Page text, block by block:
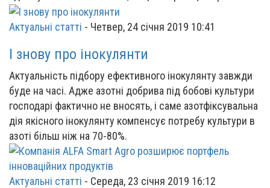
Актуальні статті - Четвер, 24 січня 2019 10:41
І знову про інокулянти
Актуальність підбору ефективного інокулянту завжди
буде на часі. Адже азотні добрива під бобові культури
господарі фактично не вносять, і саме азотфіксувальна
дія якісного інокулянту компенсує потребу культури в
азоті більш ніж на 70-80%.
Актуальні статті - Середа, 23 січня 2019 16:12